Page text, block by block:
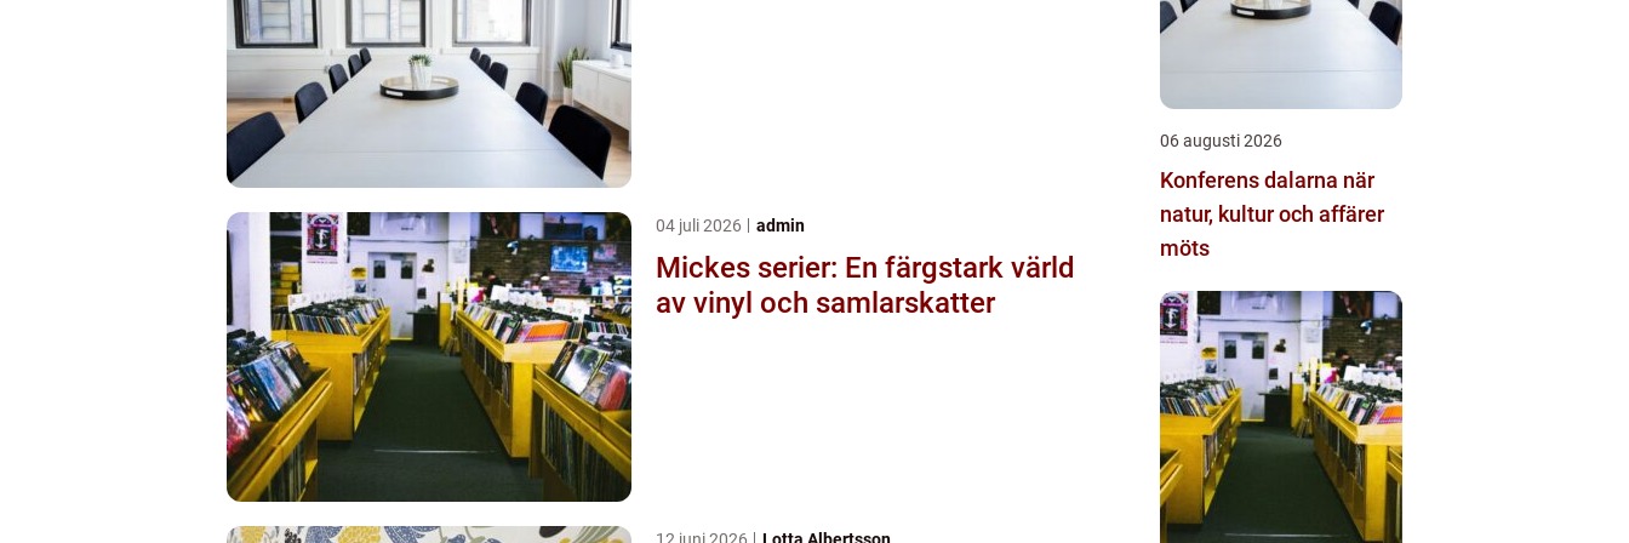
04 juli 2026 admin
Mickes serier: En färgstark värld
av vinyl och samlarskatter
06 augusti 2026
Konferens dalarna när
natur, kultur och affärer
möts